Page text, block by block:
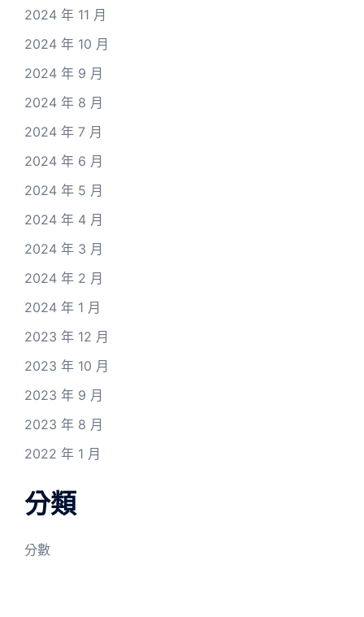
2024 年 11 月
2024 年 10 月
2024 年 9 月
2024 年 8 月
2024 年 7 月
2024 年 6 月
2024 年 5 月
2024 年 4 月
2024 年 3 月
2024 年 2 月
2024 年 1 月
2023 年 12 月
2023 年 10 月
2023 年 9 月
2023 年 8 月
2022 年 1 月
分類
分數